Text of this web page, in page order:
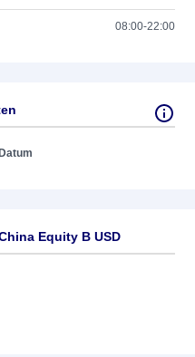
08:00-22:00
Datum
Equity B USD